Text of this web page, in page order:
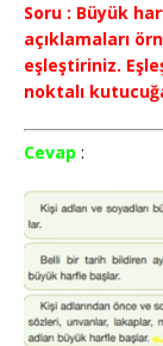
Soru : Büyük
açıklamaları
eşleştiriniz.
noktalı
Cevap :